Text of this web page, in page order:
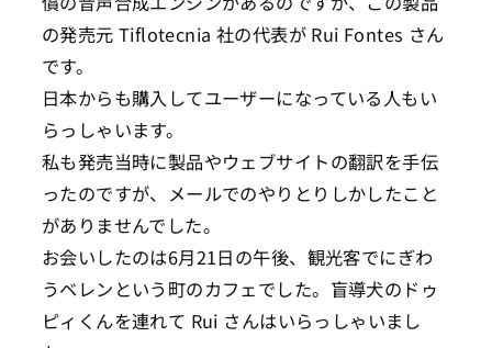
の発売元 Tiflotecnia 社の代表が Rui Fontes さん
です。
日本からも購入してユーザーになっている人もい
らっしゃいます。
私も発売当時に製品やウェブサイトの翻訳を手伝
ったのですが、メールでのやりとりしかしたこと
がありませんでした。
お会いしたのは6月21日の午後、観光客でにぎわ
うベレンという町のカフェでした。盲導犬のドゥ
ピィくんを連れて Rui さんはいらっしゃいまし